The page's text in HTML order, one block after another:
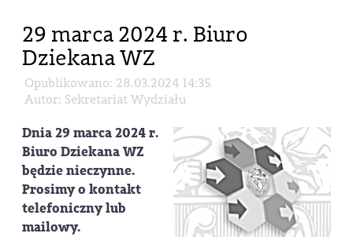
29 marca 2024 r. Biuro
Dziekana WZ
Opublikowano: 28.03.2024 14:35
Autor: Sekretariat Wydziału
Dnia 29 marca 2024 r.
Biuro Dziekana WZ
będzie nieczynne.
Prosimy o kontakt
telefoniczny lub
mailowy.